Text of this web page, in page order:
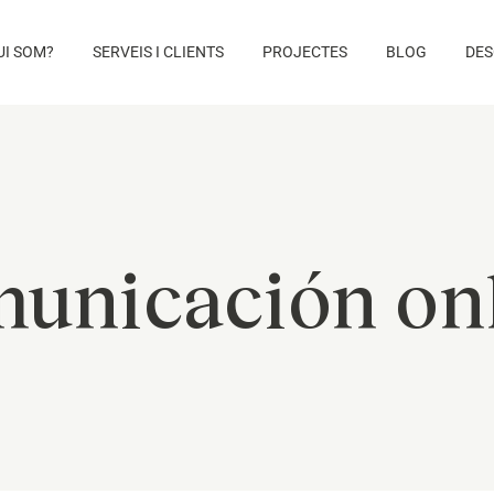
SOM? SERVEIS I CLIENTS PROJECTES BLOG